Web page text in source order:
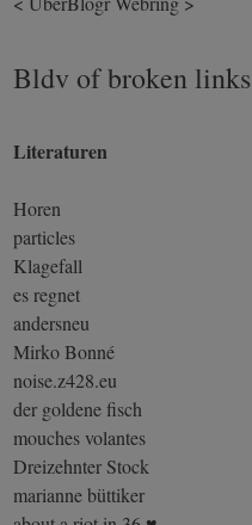
Bldv of broken links
Literaturen
Horen
particles
Klagefall
es regnet
andersneu
Mirko Bonné
noise.z428.eu
der goldene fisch
mouches volantes
Dreizehnter Stock
marianne büttiker